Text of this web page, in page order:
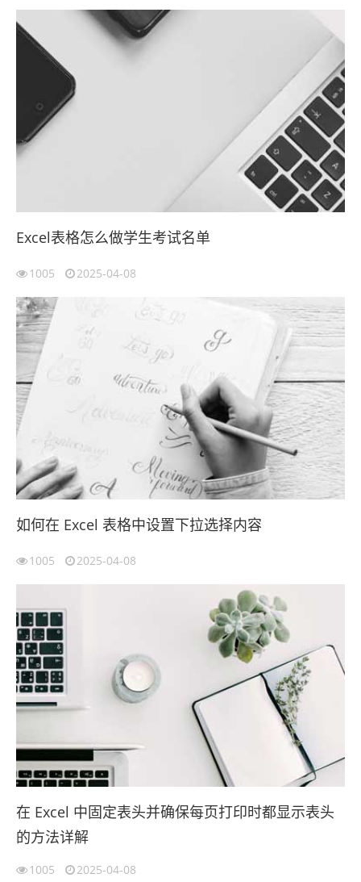
Excel表格怎么做学生考试名单
1005 2025-04-08
如何在 Excel 表格中设置下拉选择内容
1005 2025-04-08
在 Excel 中固定表头并确保每页打印时都显示表头
的方法详解
1005 2025-04-08